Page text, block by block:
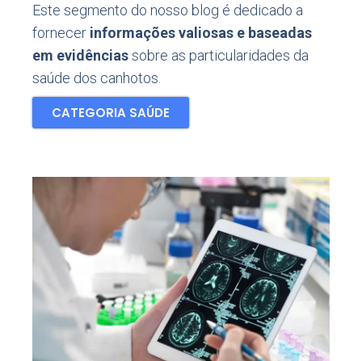
Este segmento do nosso blog é dedicado a
fornecer informações valiosas e baseadas
em evidênciassobre as particularidades da
saúde dos canhotos.
CATEGORIA SAÚDE